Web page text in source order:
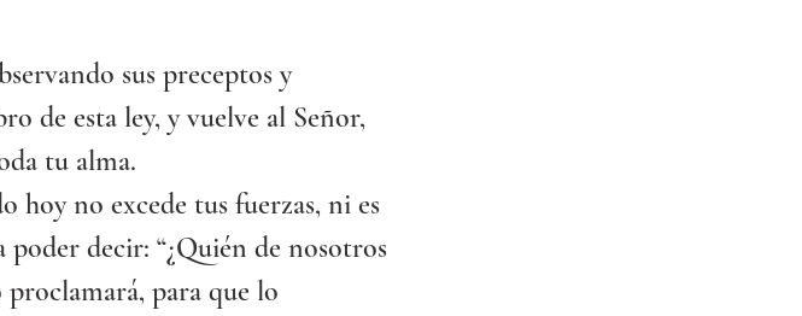
sus preceptos y
de esta ley, y vuelve al Señor,
tu alma.
hoy no excede tus fuerzas, ni es
decir: “¿Quién de nosotros
para que lo